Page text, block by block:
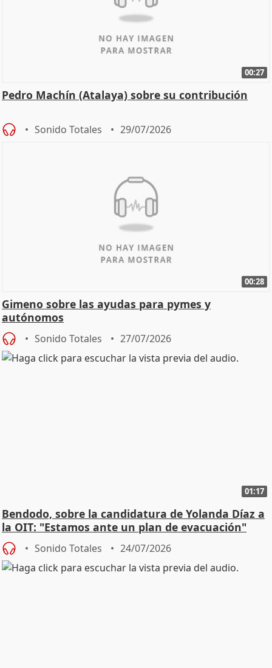
00:27
Pedro Machín (Atalaya) sobre su contribución
Sonido Totales 29/07/2026
00:28
Gimeno sobre las ayudas para pymes y
autónomos
Sonido Totales 27/07/2026
01:17
Bendodo, sobre la candidatura de Yolanda Díaz a
la OIT: "Estamos ante un plan de evacuación"
Sonido Totales 24/07/2026